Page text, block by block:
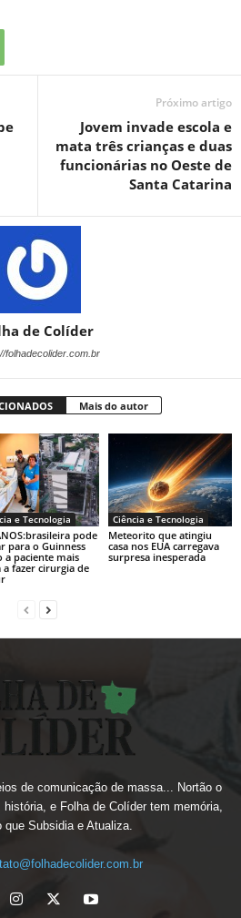
Próximo artigo
Jovem invade escola e
mata três crianças e duas
funcionárias no Oeste de
Santa Catarina
de Colíder
folhadecolider.com.br
Mais do autor
e Tecnologia
pode
para o Guinness
a paciente mais
a fazer cirurgia de
Ciência e Tecnologia
Meteorito que atingiu
casa nos EUA carregava
surpresa inesperada
de comunicação de massa... Nortão o
e Folha de Colíder tem memória,
que Subsidia e Atualiza.